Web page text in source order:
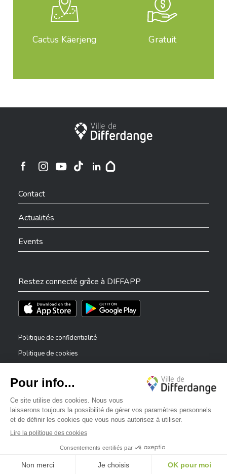
Cactus Käerjeng Gratuit
Ville de Differdange
Ville de Differdange sur Instagram
Contact
Actualités
Events
Restez connecté grâce à DIFFAPP
Téléchargez l'app sur l'App StoreTéléchargez l'app sur Play Store
Politique de confidentialité
Politique de cookies
Déclaration d’accessibilité
Dispositif de signalement — lanceurs d’alerte
©2026 Tous droits réservés . Ville de Differdange
✕
Bonjour, comment puis-je vous aider ?